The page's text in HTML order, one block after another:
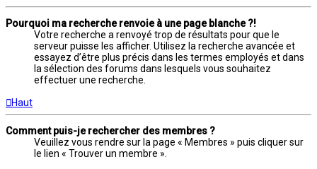
Pourquoi ma recherche renvoie à une page blanche ?!
Votre recherche a renvoyé trop de résultats pour que le
serveur puisse les afficher. Utilisez la recherche avancée et
essayez d’être plus précis dans les termes employés et dans
la sélection des forums dans lesquels vous souhaitez
effectuer une recherche.
Haut
Comment puis-je rechercher des membres ?
Veuillez vous rendre sur la page « Membres » puis cliquer sur
le lien « Trouver un membre ».